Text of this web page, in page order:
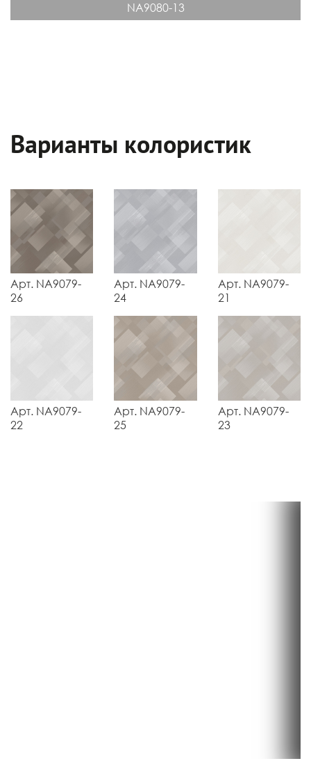
NA9080-13
Варианты колористик
Арт. NA9079-
26
Арт. NA9079-
24
Арт. NA9079-
21
Арт. NA9079-
22
Арт. NA9079-
25
Арт. NA9079-
23